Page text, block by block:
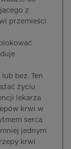
z
przemieści
bez. Ten
życiu
lekarza
krwi w
serca
jednym
krwi